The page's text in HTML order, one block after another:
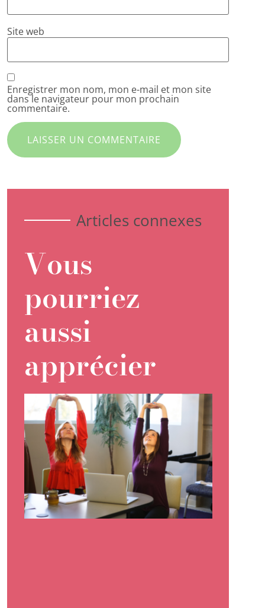
Site web
Enregistrer mon nom, mon e-mail et mon site
dans le navigateur pour mon prochain
commentaire.
Articles connexes
Vous
pourriez
aussi
apprécier